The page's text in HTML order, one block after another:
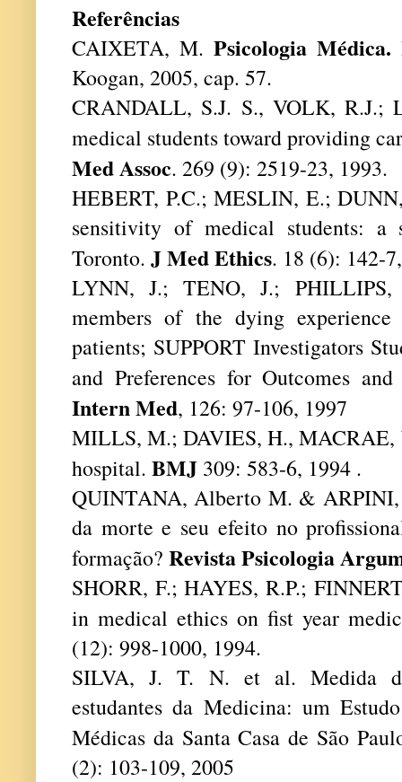
Referências
CAIXETA, M. Psicologia Médica.
Koogan, 2005, cap. 57.
CRANDALL, S.J. S., VOLK, R.J.;
medical students toward providing
Med Assoc. 269 (9): 2519-23, 1993.
HEBERT, P.C.; MESLIN, E.;
sensitivity of medical students:
Toronto. J Med Ethics. 18 (6): 142-
LYNN, J.; TENO, J.;
members of the dying
patients; SUPPORT Investigators
and Preferences for Outcomes
Intern Med, 126: 97-106, 1997
MILLS, M.; DAVIES, H., MACRAE,
hospital. BMJ 309: 583-6, 1994 .
QUINTANA, Alberto M. &
da morte e seu efeito no
formação? Revista Psicologia
SHORR, F.; HAYES, R.P.;
in medical ethics on fist year
(12): 998-1000, 1994.
SILVA, J. T. N. et al. Medida
estudantes da Medicina: um
Médicas da Santa Casa de São
(2): 103-109, 2005